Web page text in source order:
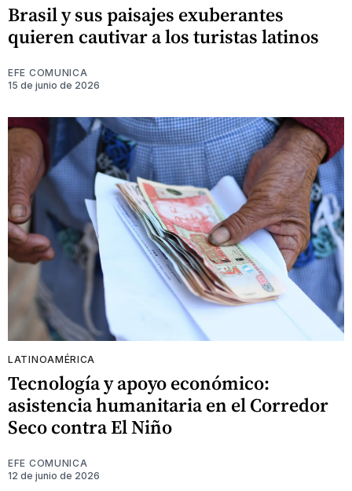
Brasil y sus paisajes exuberantes
quieren cautivar a los turistas latinos
EFE COMUNICA
15 de junio de 2026
LATINOAMÉRICA
Tecnología y apoyo económico:
asistencia humanitaria en el Corredor
Seco contra El Niño
EFE COMUNICA
12 de junio de 2026